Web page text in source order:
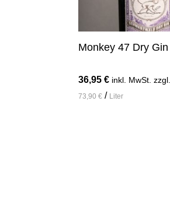
Monkey 47 Dry Gin
36,95€ inkl. MwSt.
73,90€ / Liter